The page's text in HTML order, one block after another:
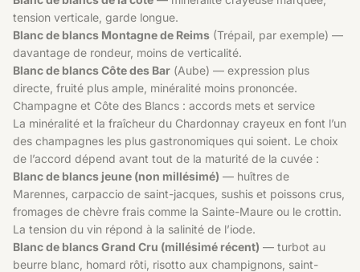
tension verticale, garde longue.
Blanc de blancs Montagne de Reims (Trépail, par exemple) —
davantage de rondeur, moins de verticalité.
Blanc de blancs Côte des Bar (Aube) — expression plus
directe, fruité plus ample, minéralité moins prononcée.
Champagne et Côte des Blancs : accords mets et service
La minéralité et la fraîcheur du Chardonnay crayeux en font l’un
des champagnes les plus gastronomiques qui soient. Le choix
de l’accord dépend avant tout de la maturité de la cuvée :
Blanc de blancs jeune (non millésimé) — huîtres de
Marennes, carpaccio de saint-jacques, sushis et poissons crus,
fromages de chèvre frais comme la Sainte-Maure ou le crottin.
La tension du vin répond à la salinité de l’iode.
Blanc de blancs Grand Cru (millésimé récent) — turbot au
beurre blanc, homard rôti, risotto aux champignons, saint-